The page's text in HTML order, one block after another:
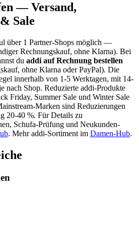
— Versand,
Sale
über 1 Partner-Shops möglich —
Rechnungskauf, ohne Klarna). Bei
du addi auf Rechnung bestellen
ohne Klarna oder PayPal). Die
innerhalb von 1-5 Werktagen, mit 14-
nach Shop. Reduzierte addi-Produkte
Friday, Summer Sale und Winter Sale
Marken sind Reduzierungen
20-40 %. Für Details zu
Schufa-Prüfung und Neukunden-
. Mehraddi-Sortiment im Damen-Hub.